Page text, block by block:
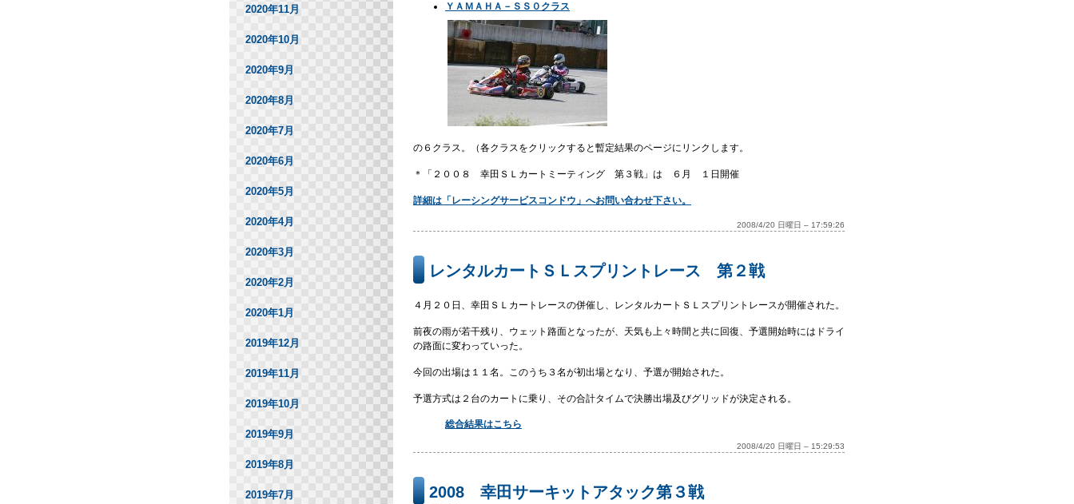
ＹＡＭＡＨＡ－ＳＳ０クラス
の６クラス。（各クラスをクリックすると暫定結果のページにリンクします。
＊「２００８ 幸田ＳＬカートミーティング 第３戦」は ６月 １日開催
詳細は「レーシングサービスコンドウ」へお問い合わせ下さい。
2008/4/20 日曜日 – 17:59:26
レンタルカートＳＬスプリントレース 第２戦
４月２０日、幸田ＳＬカートレースの併催し、レンタルカートＳＬスプリントレースが開催された。
前夜の雨が若干残り、ウェット路面となったが、天気も上々時間と共に回復、予選開始時にはドライ
の路面に変わっていった。
今回の出場は１１名。このうち３名が初出場となり、予選が開始された。
予選方式は２台のカートに乗り、その合計タイムで決勝出場及びグリッドが決定される。
総合結果はこちら
2008/4/20 日曜日 – 15:29:53
2008 幸田サーキットアタック第３戦
2020年11月
2020年10月
2020年9月
2020年8月
2020年7月
2020年6月
2020年5月
2020年4月
2020年3月
2020年2月
2020年1月
2019年12月
2019年11月
2019年10月
2019年9月
2019年8月
2019年7月